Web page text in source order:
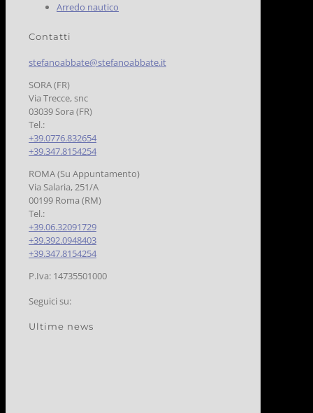
Arredo nautico
Contatti
stefanoabbate@stefanoabbate.it
SORA (FR)
Via Trecce, snc
03039 Sora (FR)
Tel.:
+39.0776.832654
+39.347.8154254
ROMA (Su Appuntamento)
Via Salaria, 251/A
00199 Roma (RM)
Tel.:
+39.06.32091729
+39.392.0948403
+39.347.8154254
P.Iva: 14735501000
Seguici su:
Ultime news